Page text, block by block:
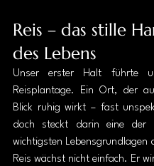
Reis – das stille
des Lebens
Unser erster Halt führte
Reisplantage. Ein Ort, der
Blick ruhig wirkt – fast
doch steckt darin eine der
wichtigsten Lebensgrundlagen
Reis wächst nicht einfach. Er